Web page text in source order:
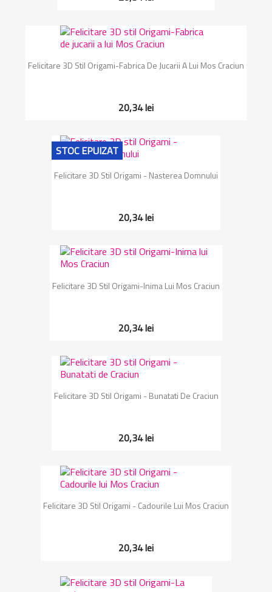
Felicitare 3D Stil Origami-Fabrica De Jucarii A Lui Mos Craciun
20,34 lei
Felicitare 3D Stil Origami - Nasterea Domnului
20,34 lei
STOC EPUIZAT
Felicitare 3D Stil Origami-Inima Lui Mos Craciun
20,34 lei
Felicitare 3D Stil Origami - Bunatati De Craciun
20,34 lei
Felicitare 3D Stil Origami - Cadourile Lui Mos Craciun
20,34 lei